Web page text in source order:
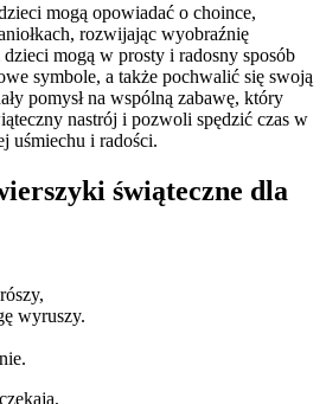
mogą opowiadać o choince,
rozwijając wyobraźnię
mogą w prosty i radosny sposób
symbole, a także pochwalić się swoją
pomysł na wspólną zabawę, który
nastrój i pozwoli spędzić czas w
uśmiechu i radości.
świąteczne dla
wyruszy.